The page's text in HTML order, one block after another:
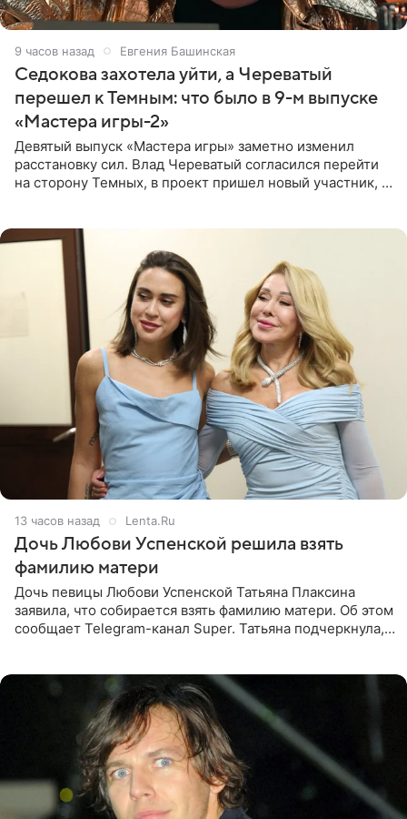
9 часов назад Евгения Башинская
Седокова захотела уйти, а Череватый
перешел к Темным: что было в 9-м выпуске
«Мастера игры-2»
Девятый выпуск «Мастера игры» заметно изменил
расстановку сил. Влад Череватый согласился перейти
на сторону Темных, в проект пришел новый участник, а
13 часов назад Lenta.Ru
Дочь Любови Успенской решила взять
фамилию матери
Дочь певицы Любови Успенской Татьяна Плаксина
заявила, что собирается взять фамилию матери. Об этом
сообщает Telegram-канал Super. Татьяна подчеркнула,